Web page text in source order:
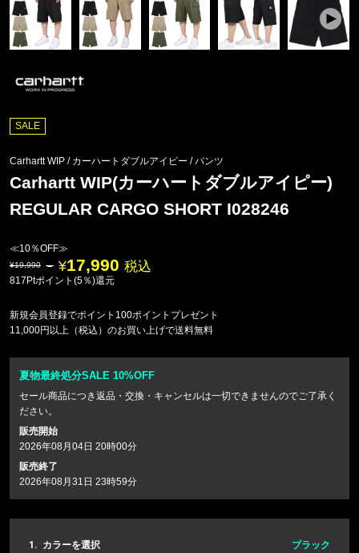
SALE
Carhartt WIP / カーハートダブルアイピー /パンツ
Carhartt WIP(カーハートダブルアイピー)
REGULAR CARGO SHORT I028246
≪10％OFF≫
19,990 17,990 税込
817Ptポイント(5％)還元
新規会員登録でポイント100ポイントプレゼント
11,000円以上（税込）のお買い上げで送料無料
夏物最終処分SALE 10%OFF
セール商品につき返品・交換・キャンセルは一切できませんのでご了承く
ださい。
販売開始
2026年08月04日 20時00分
販売終了
2026年08月31日 23時59分
1. カラーを選択 ブラック